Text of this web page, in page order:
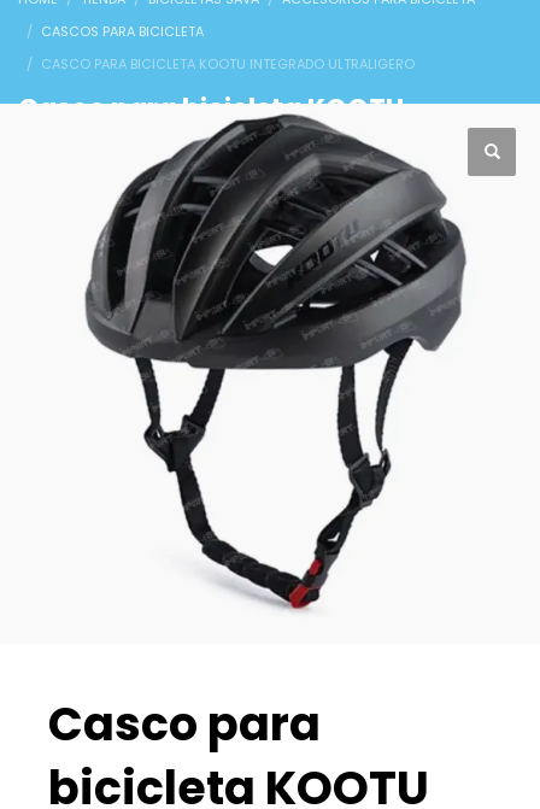
CASCOS PARA BICICLETA
CASCO PARA BICICLETA KOOTU INTEGRADO ULTRALIGERO
Casco para bicicleta KOOTU
integrado ultraligero
Casco para
bicicleta KOOTU